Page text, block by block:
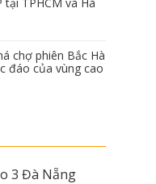
chợ phiên Bắc Hà
đáo của vùng cao
3 Đà Nẵng